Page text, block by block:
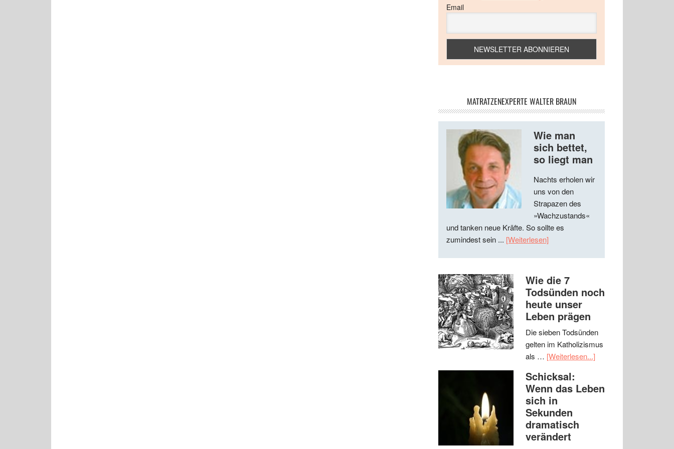
Email
MATRATZENEXPERTE WALTER BRAUN
Wie man
sich bettet,
so liegt man
Nachts erholen wir
uns von den
Strapazen des
»Wachzustands«
und tanken neue Kräfte. So sollte es
zumindest sein ... [Weiterlesen]
Wie die 7
Todsünden noch
heute unser
Leben prägen
Die sieben Todsünden
gelten im Katholizismus
als … [Weiterlesen...]
Schicksal:
Wenn das Leben
sich in
Sekunden
dramatisch
verändert